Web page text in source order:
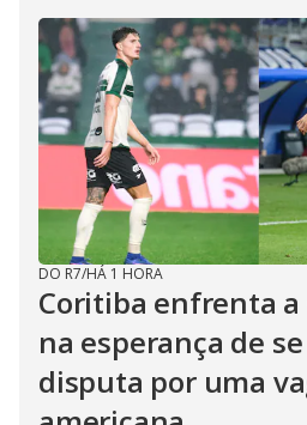
DO R7/HÁ 1 HORA
Coritiba enfrenta a
na esperança de
disputa por uma